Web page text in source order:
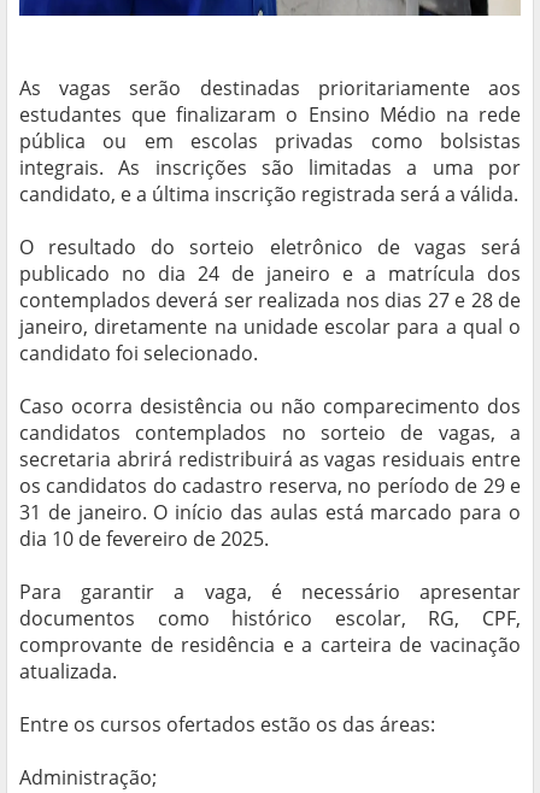
As vagas serão destinadas prioritariamente aos
estudantes que finalizaram o Ensino Médio na rede
pública ou em escolas privadas como bolsistas
integrais. As inscrições são limitadas a uma por
candidato, e a última inscrição registrada será a válida.
O resultado do sorteio eletrônico de vagas será
publicado no dia 24 de janeiro e a matrícula dos
contemplados deverá ser realizada nos dias 27 e 28 de
janeiro, diretamente na unidade escolar para a qual o
candidato foi selecionado.
Caso ocorra desistência ou não comparecimento dos
candidatos contemplados no sorteio de vagas, a
secretaria abrirá redistribuirá as vagas residuais entre
os candidatos do cadastro reserva, no período de 29 e
31 de janeiro. O início das aulas está marcado para o
dia 10 de fevereiro de 2025.
Para garantir a vaga, é necessário apresentar
documentos como histórico escolar, RG, CPF,
comprovante de residência e a carteira de vacinação
atualizada.
Entre os cursos ofertados estão os das áreas:
Administração;